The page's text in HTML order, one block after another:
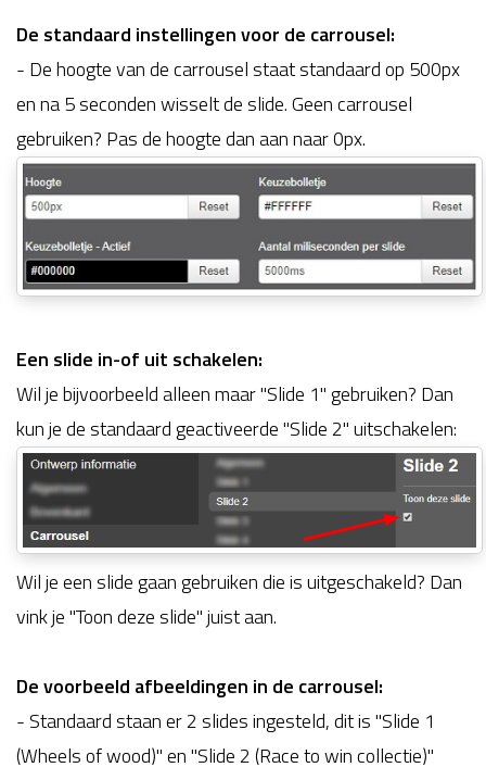
De standaard instellingen voor de carrousel:
- De hoogte van de carrousel staat standaard op 500px
en na 5 seconden wisselt de slide. Geen carrousel
gebruiken? Pas de hoogte dan aan naar 0px.
Een slide in-of uit schakelen:
Wil je bijvoorbeeld alleen maar "Slide 1" gebruiken? Dan
kun je de standaard geactiveerde "Slide 2" uitschakelen:
Wil je een slide gaan gebruiken die is uitgeschakeld? Dan
vink je "Toon deze slide" juist aan.
De voorbeeld afbeeldingen in de carrousel:
- Standaard staan er 2 slides ingesteld, dit is "Slide 1
(Wheels of wood)" en "Slide 2 (Race to win collectie)"